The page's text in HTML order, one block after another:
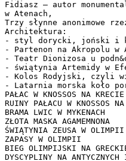
Fidiasz – autor
w Atenach,
Trzy słynne anonimowe
Architektura:
- styl dorycki, joński i
- Partenon na Akropolu w
- Teatr Dionizosa u
- świątynia Artemidy w
- Kolos Rodyjski, czyli
- Latarnia morska koło
PAŁAC W KNOSSOS NA KRECIE
RUINY PAŁACU W KNOSSOS
BRAMA LWIC W MYKENACH
ZŁOTA MASKA AGAMEMNONA
ŚWIĄTYNIA ZEUSA W OLIMPII
ZAPASY W OLIMPII
BIEG OLIMPIJSKI NA
DYSCYPLINY NA